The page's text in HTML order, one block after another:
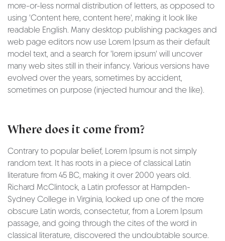
more-or-less normal distribution of letters, as opposed to
using 'Content here, content here', making it look like
readable English. Many desktop publishing packages and
web page editors now use Lorem Ipsum as their default
model text, and a search for 'lorem ipsum' will uncover
many web sites still in their infancy. Various versions have
evolved over the years, sometimes by accident,
sometimes on purpose (injected humour and the like).
Where does it come from?
Contrary to popular belief, Lorem Ipsum is not simply
random text. It has roots in a piece of classical Latin
literature from 45 BC, making it over 2000 years old.
Richard McClintock, a Latin professor at Hampden-
Sydney College in Virginia, looked up one of the more
obscure Latin words, consectetur, from a Lorem Ipsum
passage, and going through the cites of the word in
classical literature, discovered the undoubtable source.